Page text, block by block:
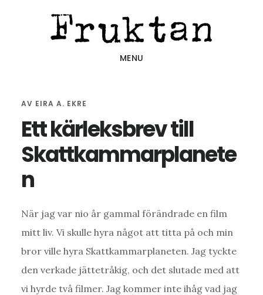
MENU
AV EIRA A. EKRE
Ett kärleksbrev till
Skattkammarplanete
n
När jag var nio år gammal förändrade en film
mitt liv. Vi skulle hyra något att titta på och min
bror ville hyra Skattkammarplaneten. Jag tyckte
den verkade jättetråkig, och det slutade med att
vi hyrde två filmer. Jag kommer inte ihåg vad jag